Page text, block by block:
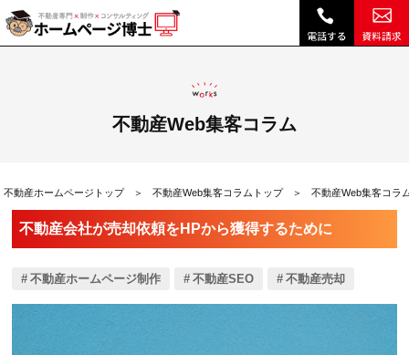
不動産Web集客コラム
不動産ホームページトップ 不動産Web集客コラムトップ 不動産Web集客コラ
不動産会社が売却依頼をHPから獲得するために
不動産ホームページ制作 不動産SEO 不動産売却